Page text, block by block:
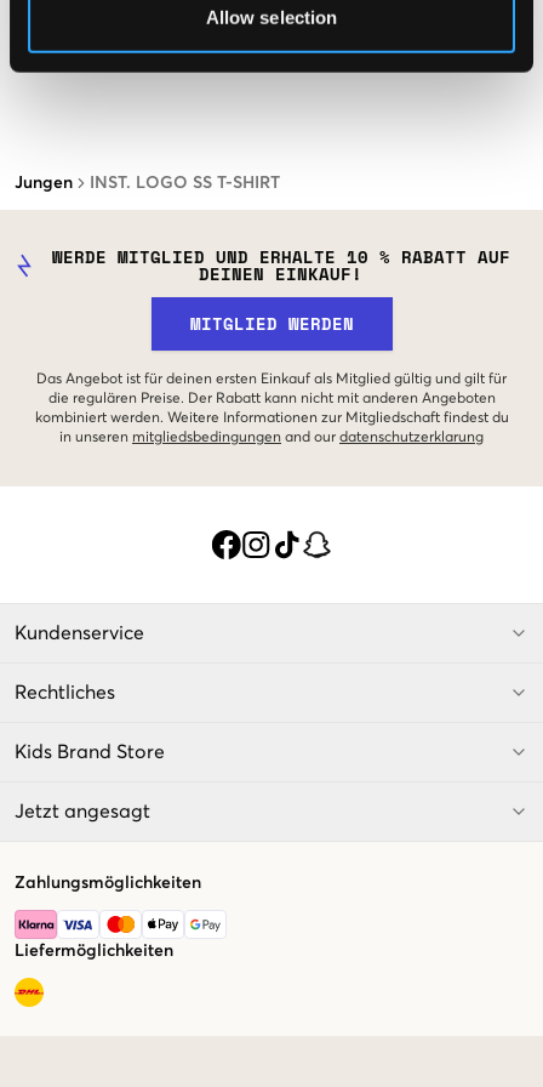
Allow selection
Jungen INST. LOGO SS T-SHIRT
WERDE MITGLIED UND ERHALTE 10 % RABATT AUF
DEINEN EINKAUF!
MITGLIED WERDEN
Das Angebot ist für deinen ersten Einkauf als Mitglied gültig und gilt für
die regulären Preise. Der Rabatt kann nicht mit anderen Angeboten
kombiniert werden. Weitere Informationen zur Mitgliedschaft findest du
in unseren mitgliedsbedingungen and our datenschutzerklarung
Kundenservice
Rechtliches
Kids Brand Store
Jetzt angesagt
Zahlungsmöglichkeiten
Liefermöglichkeiten